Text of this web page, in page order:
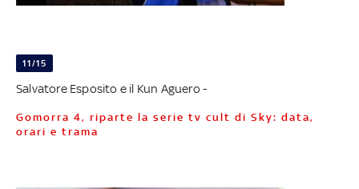
11/15
Salvatore Esposito e il Kun Aguero -
Gomorra 4, riparte la serie tv cult di Sky: data,
orari e trama